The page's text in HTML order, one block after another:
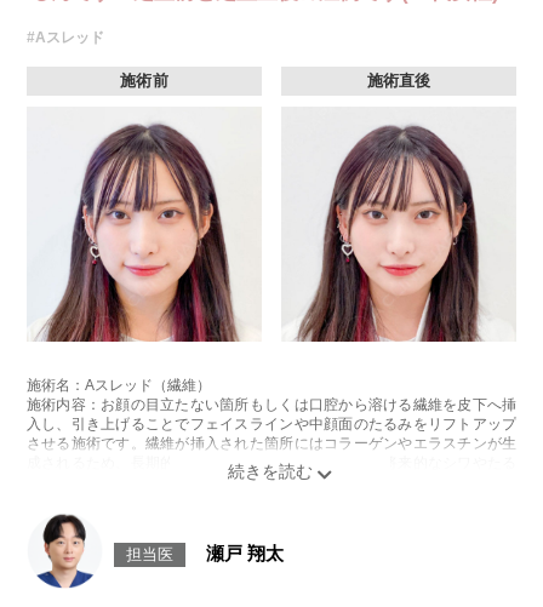
#Aスレッド
施術前 施術直後
施術名：Aスレッド（繊維）
施術内容：お顔の目立たない箇所もしくは口腔から溶ける繊維を皮下へ挿
入し、引き上げることでフェイスラインや中顔面のたるみをリフトアップ
させる施術です。繊維が挿入された箇所にはコラーゲンやエラスチンが生
成されるため、長期的な美肌効果、肌質の改善効果、将来的なシワやたる
みの予防効果が期待できます。
リスク、副作用：腫れ、内出血、疼痛、頭痛、引き攣れ感などが生じるこ
とがございます。また、稀ではありますが、施術部位の細菌感染症、皮膚
のよれ、繊維の突出などが生じることがございます。化膿止め・痛み止め
を処方しております。服用により、何か異常があれば服用を中止してくだ
担当医 瀬戸 翔太